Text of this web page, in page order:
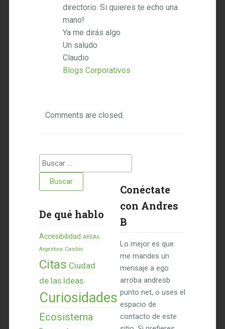
directorio. Si quieres te echo una
mano!
Ya me dirás algo
Un saludo
Claudio
Blogs Corporativos
Comments are closed.
Buscar:
De qué hablo
Accesibilidad AREA6
Argentina Cambio
Citas Ciudad
de las Ideas
Curiosidades
Ecosistema
Conéctate
con Andres
B
Lo mejor es que
me mandes un
mensaje a ego
arroba andresb
punto net, o uses el
espacio de
contacto de este